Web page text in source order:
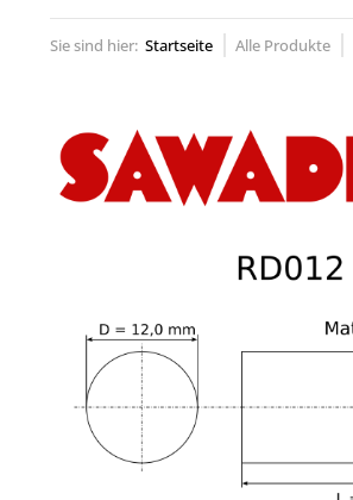
Sie sind hier: Startseite Alle Produkte